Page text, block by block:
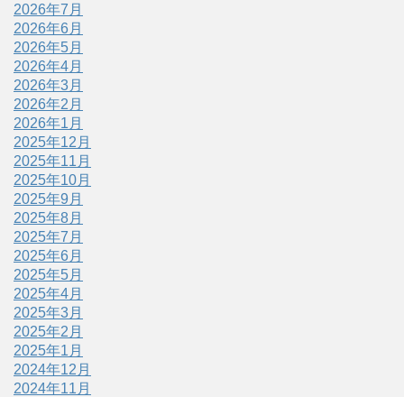
2026年7月
2026年6月
2026年5月
2026年4月
2026年3月
2026年2月
2026年1月
2025年12月
2025年11月
2025年10月
2025年9月
2025年8月
2025年7月
2025年6月
2025年5月
2025年4月
2025年3月
2025年2月
2025年1月
2024年12月
2024年11月